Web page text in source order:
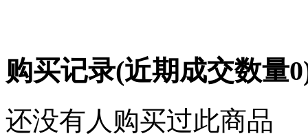
购买记录(近期成交数量0
还没有人购买过此商品